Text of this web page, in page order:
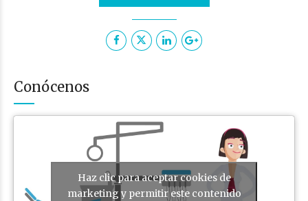
Conócenos
Haz clic para aceptar cookies de
marketing y permitir este contenido